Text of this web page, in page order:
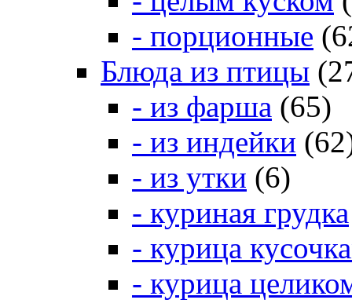
- порционные
Блюда из птицы
- из фарша (65)
- из индейки
- из утки (6)
- куриная грудка
- курица
- курица